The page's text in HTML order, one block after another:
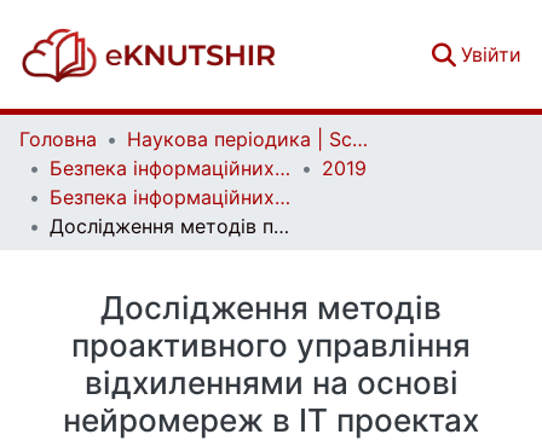
Увійти
Головна
Наукова періодика | Scientific periodicals
Безпека інформаційних систем і технологій | Information Systems and Technologies Security
2019
Безпека інформаційних систем і технологій. № 1(1)
Дослідження методів проактивного управління відхиленнями на основі нейромереж в ІТ проектах
Дослідження методів
проактивного управління
відхиленнями на основі
нейромереж в ІТ проектах